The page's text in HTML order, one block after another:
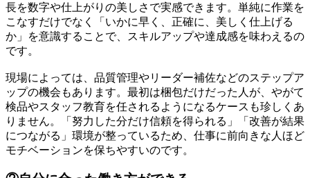
長を数字や仕上がりの美しさで実感できます。単純に作業を
こなすだけでなく「いかに早く、正確に、美しく仕上げる
か」を意識することで、スキルアップや達成感を味わえるの
です。
現場によっては、品質管理やリーダー補佐などのステップア
ップの機会もあります。最初は梱包だけだった人が、やがて
検品やスタッフ教育を任されるようになるケースも珍しくあ
りません。「努力した分だけ信頼を得られる」「改善が結果
につながる」環境が整っているため、仕事に前向きな人ほど
モチベーションを保ちやすいのです。